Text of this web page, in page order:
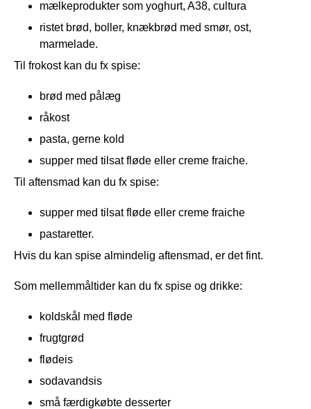
mælkeprodukter som yoghurt, A38, cultura
ristet brød, boller, knækbrød med smør, ost,
marmelade.
Til frokost kan du fx spise:
brød med pålæg
råkost
pasta, gerne kold
supper med tilsat fløde eller creme fraiche.
Til aftensmad kan du fx spise:
supper med tilsat fløde eller creme fraiche
pastaretter.
Hvis du kan spise almindelig aftensmad, er det fint.
Som mellemmåltider kan du fx spise og drikke:
koldskål med fløde
frugtgrød
flødeis
sodavandsis
små færdigkøbte desserter